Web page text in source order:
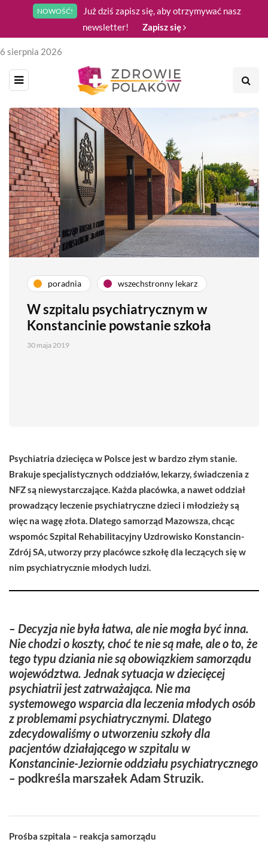
NOWOŚĆ!
Już dziś zapisz się, aby otrzymywać nasz
newsletter!
Zapisz się
6 sierpnia 2026
poradnia wszechstronny lekarz
W szpitalu psychiatrycznym w
Konstancinie powstanie szkoła
30 maja 2019
Psychiatria dziecięca w Polsce jest w bardzo złym stanie.
Brakuje specjalistycznych oddziałów, lekarzy, świadczenia z
NFZ są niewystarczające. Każda placówka, a nawet oddział
prowadzący leczenie psychiatryczne dzieci i młodzieży są
więc na wagę złota. Dlatego samorząd Mazowsza, chcąc
wspomóc Szpital Rehabilitacyjny Uzdrowisko Konstancin-
Zdrój SA, utworzy przy placówce szkołę dla leczących się w
nim psychiatrycznie młodych ludzi.
– Decyzja nie była łatwa, ale nie mogła być inna.
Nie chodzi o koszty, choć te nie są małe, ale o to, że
tego typu dziania nie są obowiązkiem samorządu
województwa. Jednak sytuacja w dziecięcej
psychiatrii jest zatrważająca. Nie ma
systemowego wsparcia dla leczenia młodych osób
z problemami psychiatrycznymi. Dlatego
zdecydowaliśmy o utworzeniu szkoły dla
pacjentów działającego w szpitalu w
Konstancinie-Jeziornie oddziału psychiatrycznego
– podkreśla marszałek Adam Struzik.
Prośba szpitala – reakcja samorządu